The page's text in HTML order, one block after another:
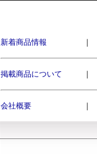
新着商品情報 ｜
掲載商品について ｜
会社概要 ｜